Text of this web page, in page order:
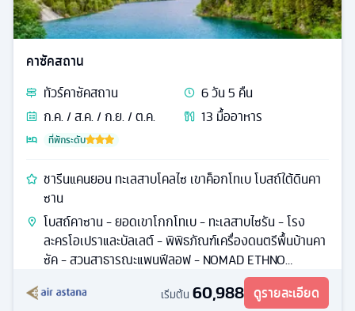
คาซัคสถาน
ทัวร์คาซัคสถาน 6วัน5 คืน
ก.ค. / ส.ค. / ก.ย. / ต.ค.
13 มื้ออาหาร
ที่พักระดับ
ชารีนแคนยอน ทะเลสาบโคลไซ เขาค็อกโทเบ โบสถ์ใต้ดินคา
ซาน
โบสถ์คาซาน - ยอดเขาโกกโทเบ - ทะเลสาบไซรัน - โรง
ละครโอเปราและบัลเลต์ - พิพิธภัณฑ์เครื่องดนตรีพื้นบ้านคา
ซัค - สวนสาธารณะแพนฟีลอฟ - NOMAD ETHNO
เริ่มต้น 60,988 ดูรายละเอียด